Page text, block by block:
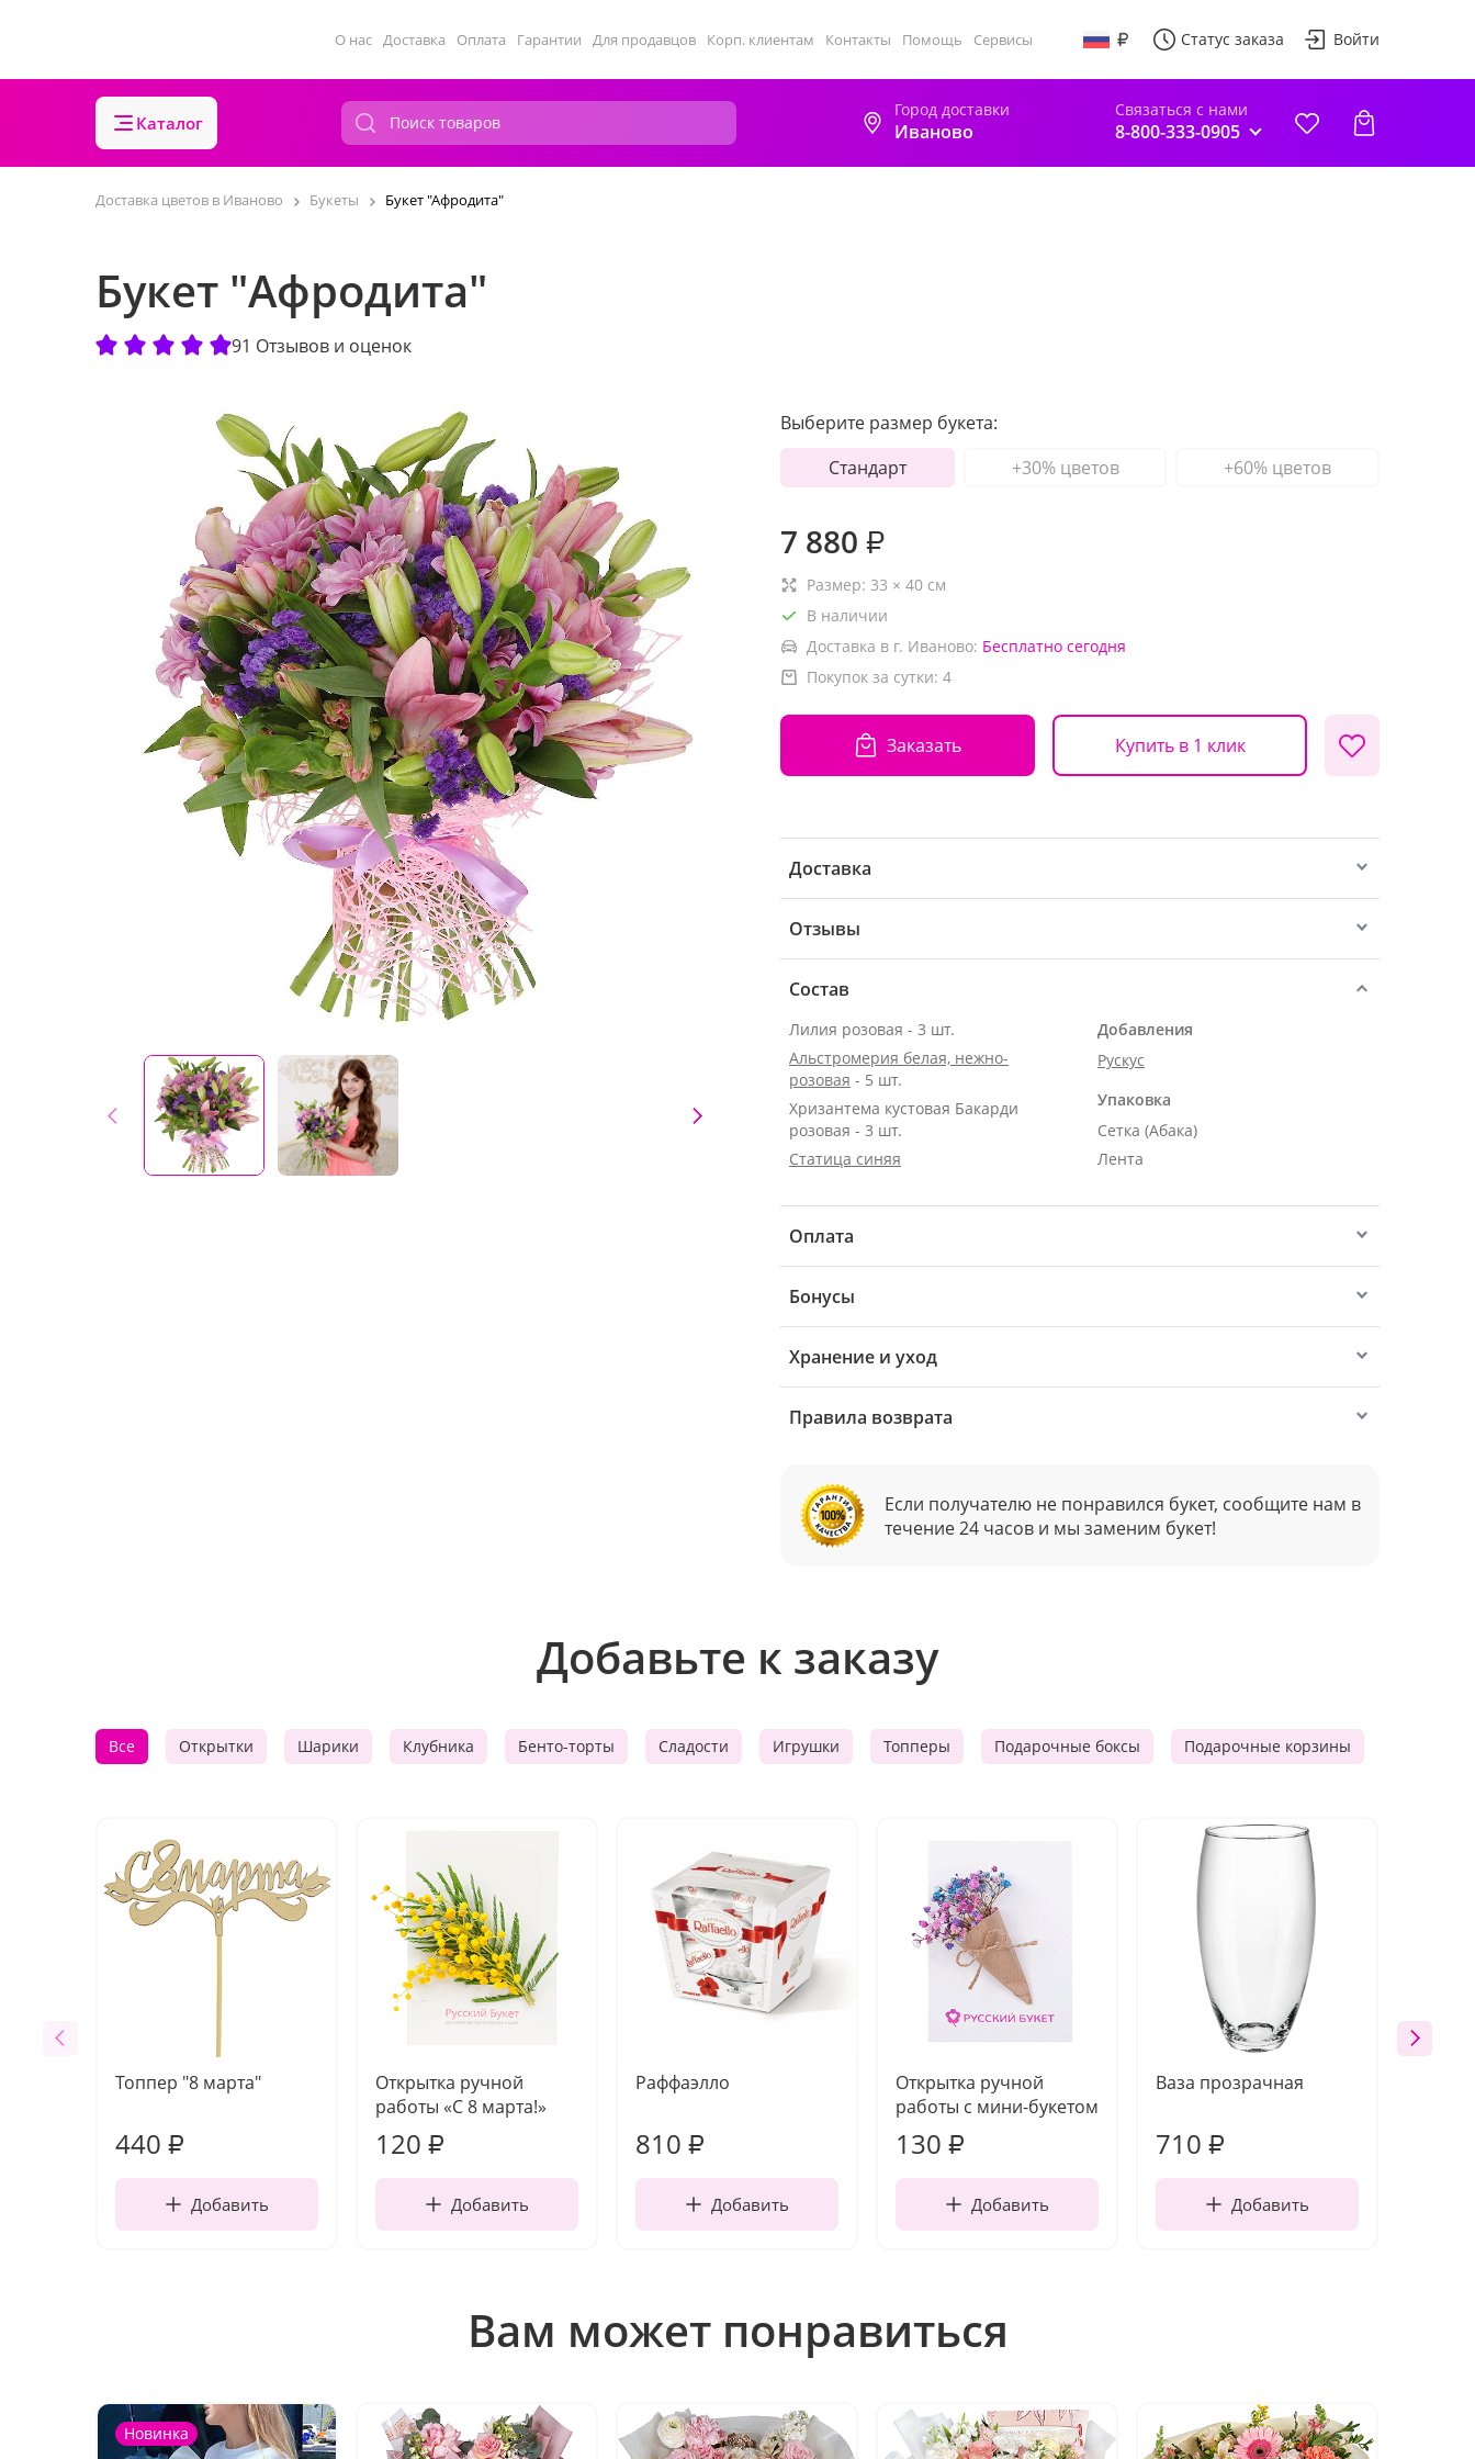
О нас Доставка Оплата Гарантии Для продавцов Корп. клиентам Контакты Помощь Сервисы Статус заказа Войти
Каталог
Город доставки
Иваново
Связаться с нами
8-800-333-0905
Доставка цветов в Иваново Букеты Букет "Афродита"
Букет "Афродита"
91 Отзывов и оценок
Выберите размер букета:
Стандарт
+30% цветов +60% цветов
7 880 ₽
Размер: 33 × 40 см
В наличии
Доставка в г. Иваново: Бесплатно сегодня
Покупок за сутки: 4
Заказать Купить в 1 клик
Доставка
Отзывы
Состав
Лилия розовая - 3 шт.
Альстромерия белая, нежно-
розовая - 5 шт.
Хризантема кустовая Бакарди
розовая - 3 шт.
Статица синяя
Добавления
Рускус
Упаковка
Сетка (Абака)
Лента
Оплата
Бонусы
Хранение и уход
Правила возврата
Если получателю не понравился букет, сообщите нам в
течение 24 часов и мы заменим букет!
Добавьте к заказу
Все Открытки Шарики Клубника Бенто-торты Сладости Игрушки Топперы Подарочные боксы Подарочные корзины
Топпер "8 марта"
440 ₽
Добавить
Открытка ручной
работы «С 8 марта!»
120 ₽
Добавить
Раффаэлло
810 ₽
Добавить
Открытка ручной
работы с мини-букетом
130 ₽
Добавить
Ваза прозрачная
710 ₽
Добавить
Вам может понравиться
Новинка